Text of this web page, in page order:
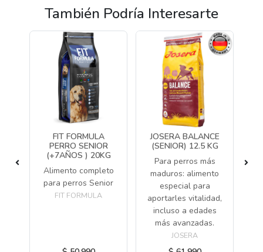
También Podría Interesarte
FIT FORMULA
PERRO SENIOR
(+7AÑOS ) 20KG
Alimento completo
para perros Senior
FIT FORMULA
JOSERA BALANCE
(SENIOR) 12.5 KG
Para perros más
maduros: alimento
especial para
aportarles vitalidad,
incluso a edades
más avanzadas.
JOSERA